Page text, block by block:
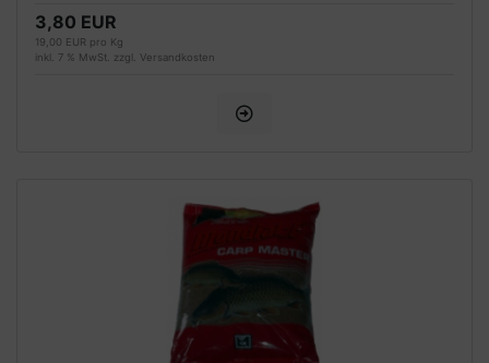
3,80 EUR
19,00 EUR pro Kg
inkl. 7 % MwSt. zzgl. Versandkosten